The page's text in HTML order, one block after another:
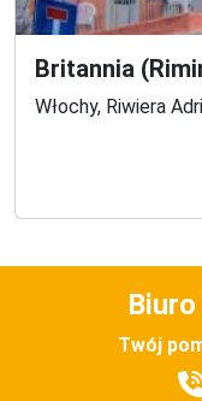
Britannia
Włochy, Riwiera
Twój